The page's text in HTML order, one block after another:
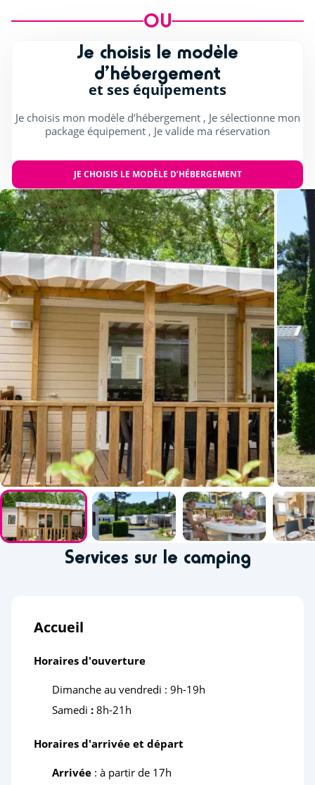
S'amuser en intérieur
Salle de jeux intérieure (jeux vidéo)
Flipper
OU
Je choisis le modèle
d’hébergement
et ses équipements
Je choisis mon modèle d’hébergement , Je sélectionne mon
package équipement , Je valide ma réservation
JE CHOISIS LE MODÈLE D’HÉBERGEMENT
Services sur le camping
Accueil
Horaires d'ouverture
Dimanche au vendredi : 9h-19h
Samedi : 8h-21h
Horaires d'arrivée et départ
Arrivée : à partir de 17h